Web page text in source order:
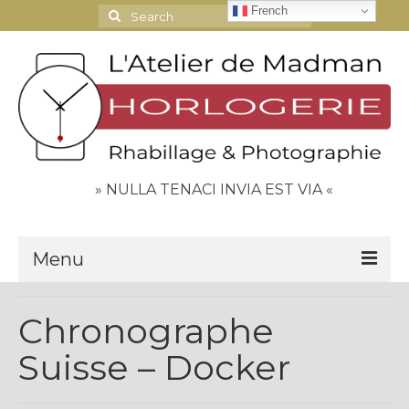
Search
for:
» NULLA TENACI INVIA EST VIA «
Menu
Contact
Espace Clients
Chronographe
Suisse – Docker
French